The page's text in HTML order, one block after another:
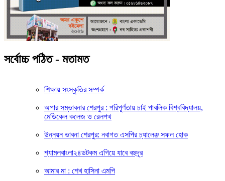
সর্বোচ্চ পঠিত - মতামত
শিক্ষায় সংস্কৃতির সম্পর্ক
অপার সম্ভাবনার শেরপুর : পরিপূর্ণতায় চাই পাবলিক বিশ্ববিদ্যালয়,
মেডিকেল কলেজ ও রেলপথ
উন্নয়ন ভাবনা শেরপুর: নবাগত এসপির চ্যালেঞ্জ সফল হোক
শ্যামলবাংলা২৪ডটকম এগিয়ে যাবে বহুদূর
আমার মা : শেখ হাসিনা এমপি